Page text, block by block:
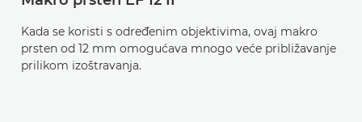
Kada se koristi s određenim objektivima, ovaj makro
prsten od 12 mm omogućava mnogo veće približavanje
prilikom izoštravanja.